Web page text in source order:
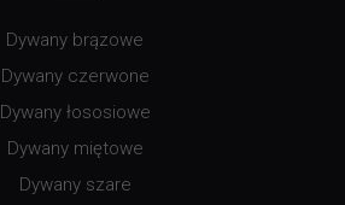
Dywany brązowe
Dywany czerwone
Dywany łososiowe
Dywany miętowe
Dywany szare